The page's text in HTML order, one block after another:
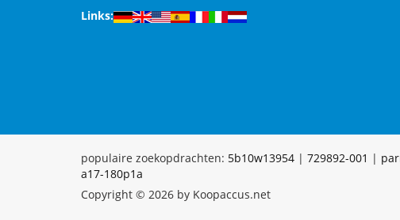
Links:
populaire zoekopdrachten: 5b10w13954 | 729892-001 |
a17-180p1a
Copyright © 2026 by Koopaccus.net